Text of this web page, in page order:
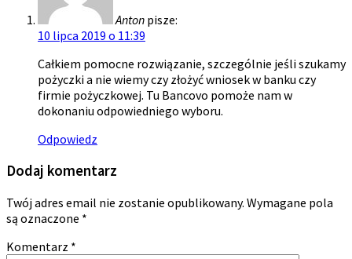
Anton pisze:
10 lipca 2019 o 11:39
Całkiem pomocne rozwiązanie, szczególnie jeśli szukamy
pożyczki a nie wiemy czy złożyć wniosek w banku czy
firmie pożyczkowej. Tu Bancovo pomoże nam w
dokonaniu odpowiedniego wyboru.
Odpowiedz
Dodaj komentarz
Twój adres email nie zostanie opublikowany. Wymagane pola
są oznaczone *
Komentarz *